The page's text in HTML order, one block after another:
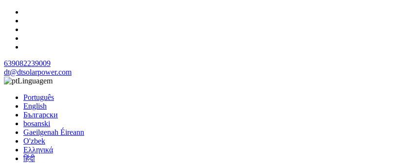
639082239009
dt@dtsolarpower.com
Linguagem
Português
English
Български
bosanski
Gaeilgenah Éireann
O'zbek
Ελληνικά
हिंदी